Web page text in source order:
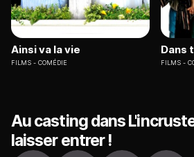
Ainsi va la vie
FILMS COMÉDIE
Dans
FILMS
Au casting dans
laisser entrer !